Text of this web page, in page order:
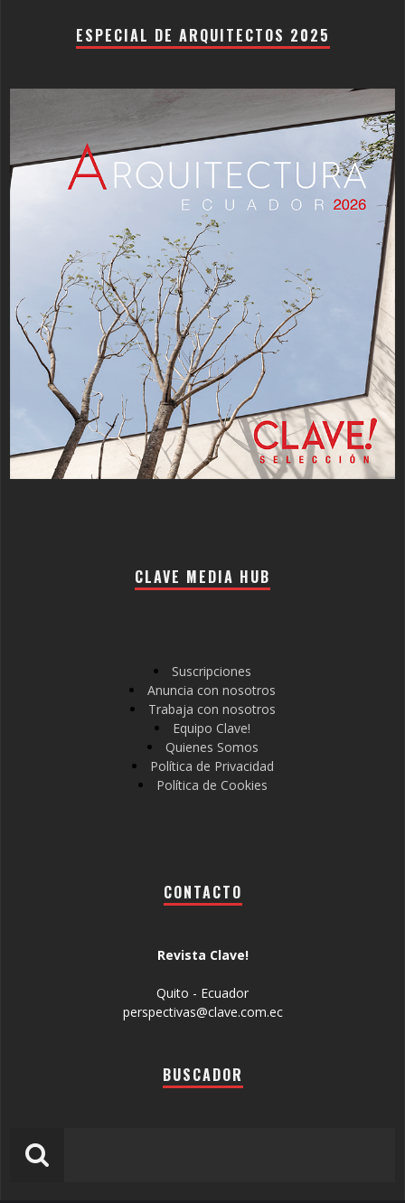
ESPECIAL DE ARQUITECTOS 2025
CLAVE MEDIA HUB
Suscripciones
Anuncia con nosotros
Trabaja con nosotros
Equipo Clave!
Quienes Somos
Política de Privacidad
Política de Cookies
CONTACTO
Revista Clave!
Quito - Ecuador
perspectivas@clave.com.ec
BUSCADOR